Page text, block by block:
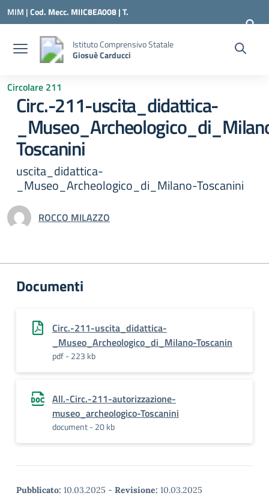
Vai ai contenuti
Vai al menu di navigazione
Vai al footer
MIM |Cod. Mecc. MIIC8EA008 | T.
0331547307 |
Istituto Comprensivo Statale
Giosuè Carducci
Circolare 211
Circ.-211-uscita_didattica-
Toscanini
uscita_didattica-
_Museo_Archeologico_di_Milano-Toscanini
ROCCO MILAZZO
Documenti
Circ.-211-uscita_didattica-
_Museo_Archeologico_di_Milano-Toscanin
pdf - 223 kb
All.-Circ.-211-autorizzazione-
museo_archeologico-Toscanini
document - 20 kb
Pubblicato: 10.03.2025 - Revisione: 10.03.2025